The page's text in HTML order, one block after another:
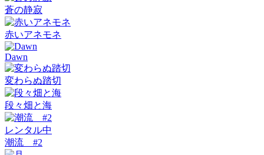
蒼の静寂
赤いアネモネ
Dawn
変わらぬ踏切
段々畑と海
レンタル中
潮流 #2